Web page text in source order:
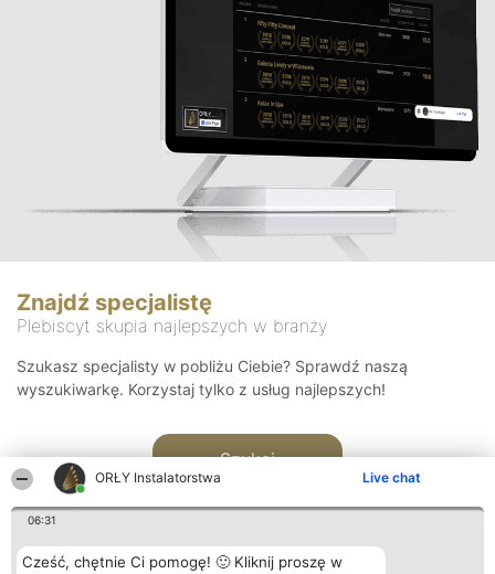
ORŁY Instalatorstwa Live chat
06:31
Cześć, chętnie Ci pomogę! 🙂 Kliknij proszę w
Znajdź specjalistę
Plebiscyt skupia najlepszych w branży
Szukasz specjalisty w pobliżu Ciebie? Sprawdź naszą
wyszukiwarkę. Korzystaj tylko z usług najlepszych!
Szukaj